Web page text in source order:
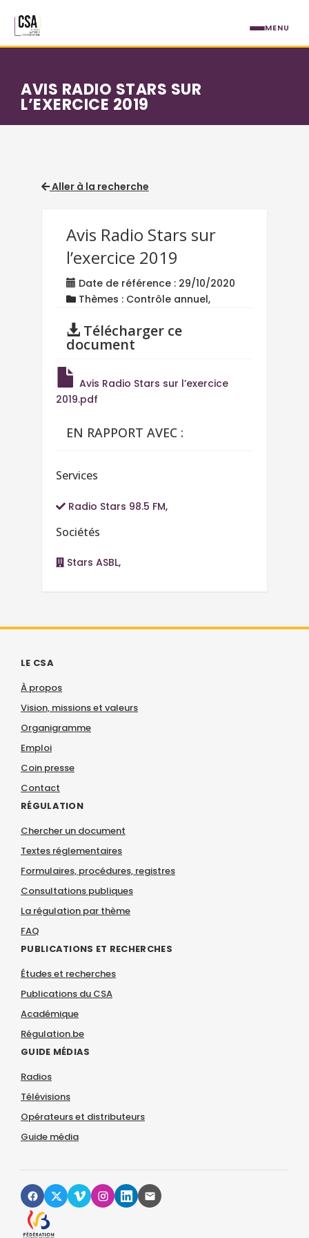
AVIS RADIO STARS SUR
L’EXERCICE 2019
Aller à la recherche
Avis Radio Stars sur
l’exercice 2019
Date de référence : 29/10/2020
Thèmes : Contrôle annuel,
Télécharger ce
document
Avis Radio Stars sur l’exercice
2019.pdf
EN RAPPORT AVEC :
Services
Radio Stars 98.5 FM,
Sociétés
Stars ASBL,
LE CSA
À propos
Vision, missions et valeurs
Organigramme
Emploi
Coin presse
Contact
RÉGULATION
Chercher un document
Textes réglementaires
Formulaires, procédures, registres
Consultations publiques
La régulation par thème
FAQ
PUBLICATIONS ET RECHERCHES
Études et recherches
Publications du CSA
Académique
Régulation.be
GUIDE MÉDIAS
Radios
Télévisions
Opérateurs et distributeurs
Guide média
MENU